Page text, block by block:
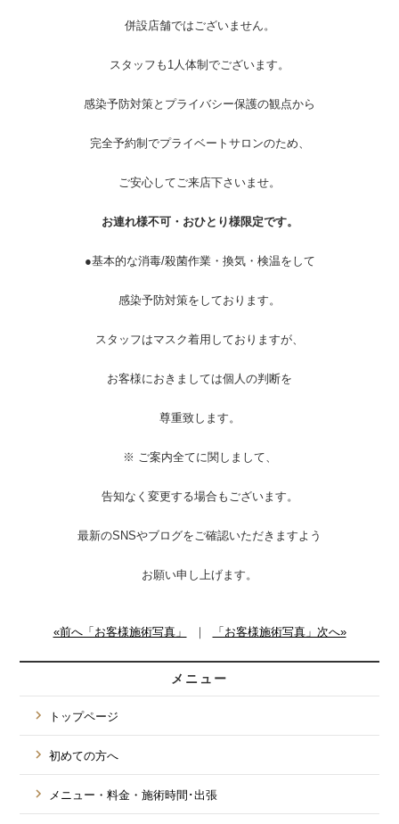
併設店舗ではございません。
スタッフも1人体制でございます。
感染予防対策とプライバシー保護の観点から
完全予約制でプライベートサロンのため、
ご安心してご来店下さいませ。
お連れ様不可・おひとり様限定です。
●基本的な消毒/殺菌作業・換気・検温をして
感染予防対策をしております。
スタッフはマスク着用しておりますが、
お客様におきましては個人の判断を
尊重致します。
※ ご案内全てに関しまして、
告知なく変更する場合もございます。
最新のSNSやブログをご確認いただきますよう
お願い申し上げます。
«前へ「お客様施術写真」 ｜ 「お客様施術写真」次へ»
メニュー
トップページ
初めての方へ
メニュー・料金・施術時間･出張